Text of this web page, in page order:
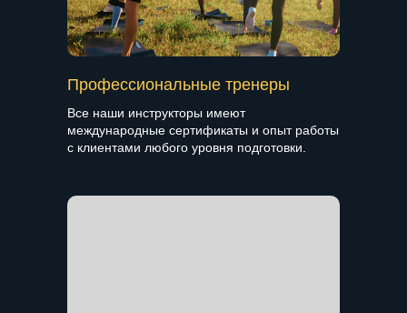
Профессиональные тренеры
Все наши инструкторы имеют
международные сертификаты и опыт работы
с клиентами любого уровня подготовки.